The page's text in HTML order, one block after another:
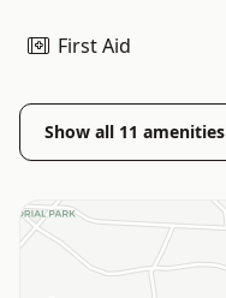
First Aid
Show all 11 amenities